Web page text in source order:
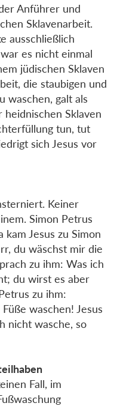
Anführer und
Sklavenarbeit.
ausschließlich
es nicht einmal
jüdischen Sklaven
die staubigen und
waschen, galt als
Sklaven
tun, tut
sich Jesus vor
Keiner
Simon Petrus
Jesus zu Simon
du wäschst mir die
zu ihm: Was ich
du wirst es aber
zu ihm:
waschen! Jesus
nicht wasche, so
Fall, im